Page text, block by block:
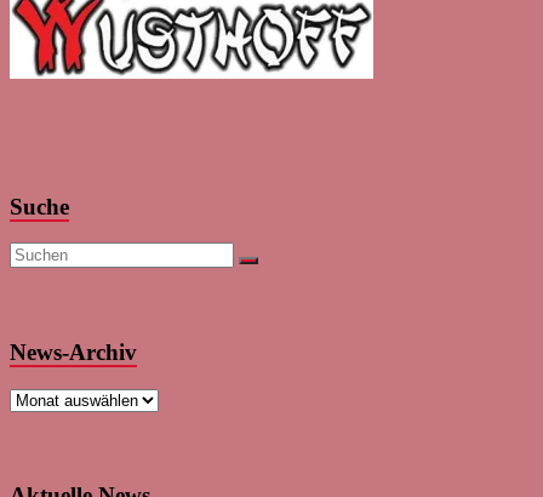
Suche
News-Archiv
News-